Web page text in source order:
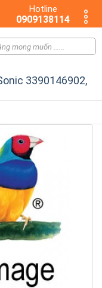
Hotline
0909138114
3390146902,